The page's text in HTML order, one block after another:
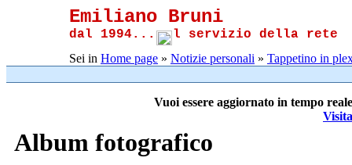
Emiliano Bruni
dal 1994... l servizio della rete
Sei in Home page » Notizie personali » Tappetino in
Vuoi essere aggiornato in tempo
Album fotografico